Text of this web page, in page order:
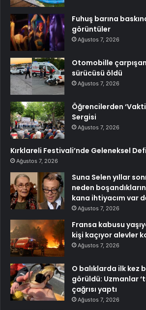
Fuhuş barına
görüntüler
Ağustos 7, 2026
Otomobille
sürücüsü öldü
Ağustos 7, 2026
Öğrencilerden
Sergisi
Ağustos 7, 2026
Kırklareli Festivali’nde Geleneksel
Ağustos 7, 2026
Suna Selen yıllar
neden
kana ihtiyacım var
Ağustos 7, 2026
Fransa kabusu
kişi kaçıyor alevler
Ağustos 7, 2026
O balıklarda ilk kez
görüldü: Uzmanlar
çağrısı yaptı
Ağustos 7, 2026